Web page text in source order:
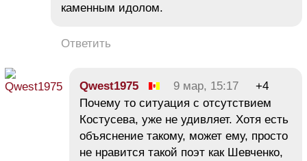
каменным идолом.
Ответить
Qwest1975 9 мар, 15:17
+4
Почему то ситуация с отсутствием
Костусева, уже не удивляет. Хотя есть
объяснение такому, может ему, просто
не нравится такой поэт как Шевченко,